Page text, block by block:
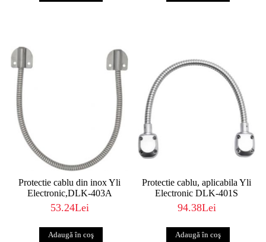
Protectie cablu din inox Yli
Electronic,DLK-403A
53.24Lei
Protectie cablu, aplicabila Yli
Electronic DLK-401S
94.38Lei